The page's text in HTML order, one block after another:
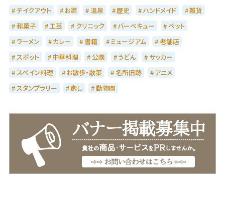
テイクアウト
お酒 温泉 歴史 ハンドメイド
雑貨
和菓子
工芸 クリニック バーベキュー
ペット
ラーメン
カレー 書籍 ミュージアム
老舗店
スポット
中華料理 公園 うどん
サッカー
スペイン料理
お散歩・散策 名所旧跡
アニメ
スタンプラリー
癒し 動物園